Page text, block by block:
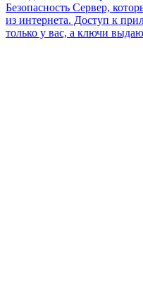
Безопасность Сервер,
из интернета. Доступ к
только у вас, а ключи